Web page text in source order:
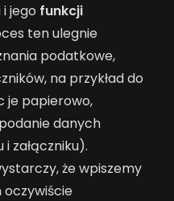
jego funkcji
ten ulegnie
podatkowe,
na przykład do
je papierowo,
danych
załączniku).
że wpiszemy
oczywiście